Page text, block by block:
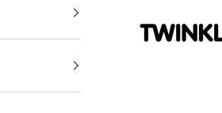
Twinkles